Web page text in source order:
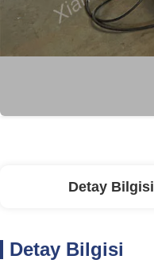
Detay Bilgisi
Detay Bilgisi